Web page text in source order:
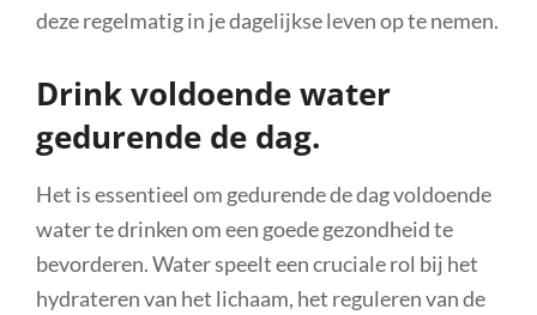
deze regelmatig in je dagelijkse leven op te nemen.
Drink voldoende water
gedurende de dag.
Het is essentieel om gedurende de dag voldoende
water te drinken om een goede gezondheid te
bevorderen. Water speelt een cruciale rol bij het
hydrateren van het lichaam, het reguleren van de